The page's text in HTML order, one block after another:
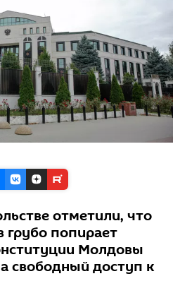
отметили, что
грубо попирает
Молдовы
свободный доступ к